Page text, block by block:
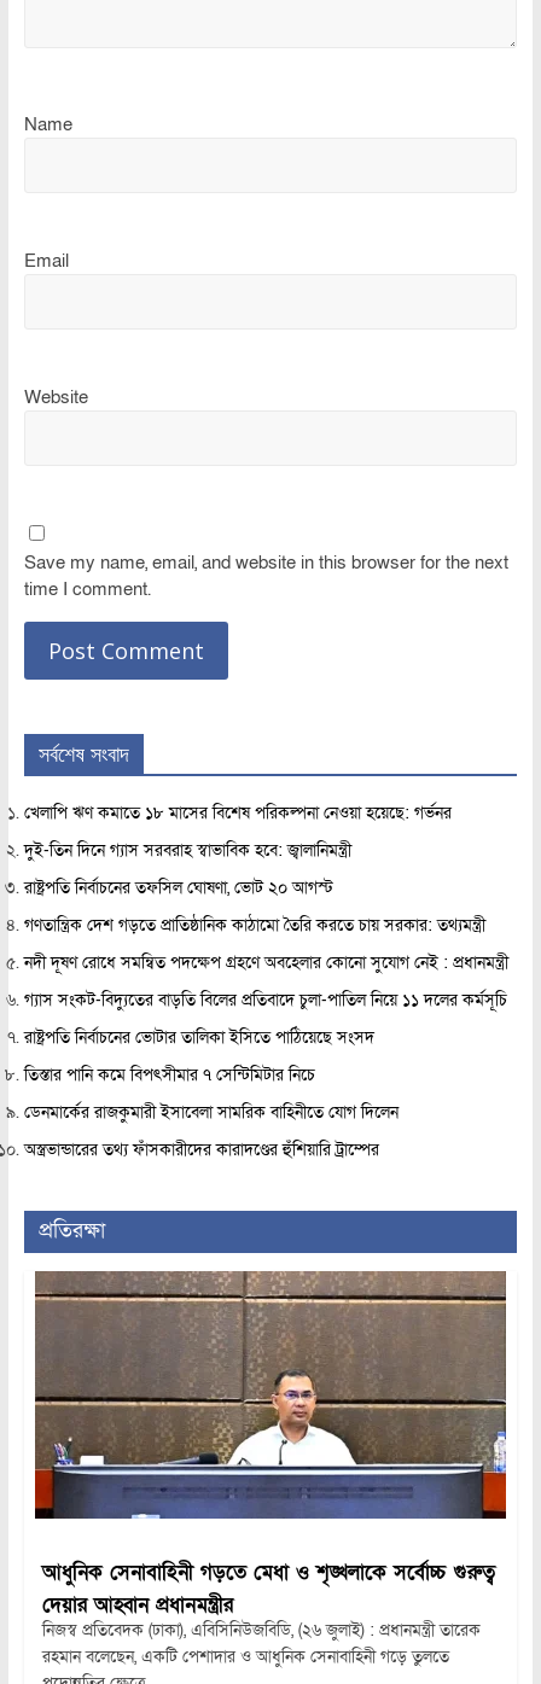
Name
Email
Website
Save my name, email, and website in this browser for the next
time I comment.
সর্বশেষ সংবাদ
খেলাপি ঋণ কমাতে ১৮ মাসের বিশেষ পরিকল্পনা নেওয়া হয়েছে: গর্ভনর
দুই-তিন দিনে গ্যাস সরবরাহ স্বাভাবিক হবে: জ্বালানিমন্ত্রী
রাষ্ট্রপতি নির্বাচনের তফসিল ঘোষণা, ভোট ২০ আগস্ট
গণতান্ত্রিক দেশ গড়তে প্রাতিষ্ঠানিক কাঠামো তৈরি করতে চায় সরকার: তথ্যমন্ত্রী
নদী দূষণ রোধে সমন্বিত পদক্ষেপ গ্রহণে অবহেলার কোনো সুযোগ নেই : প্রধানমন্ত্রী
গ্যাস সংকট-বিদ্যুতের বাড়তি বিলের প্রতিবাদে চুলা-পাতিল নিয়ে ১১ দলের কর্মসূচি
রাষ্ট্রপতি নির্বাচনের ভোটার তালিকা ইসিতে পাঠিয়েছে সংসদ
তিস্তার পানি কমে বিপৎসীমার ৭ সেন্টিমিটার নিচে
ডেনমার্কের রাজকুমারী ইসাবেলা সামরিক বাহিনীতে যোগ দিলেন
অস্ত্রভান্ডারের তথ্য ফাঁসকারীদের কারাদণ্ডের হুঁশিয়ারি ট্রাম্পের
প্রতিরক্ষা
আধুনিক সেনাবাহিনী গড়তে মেধা ও শৃঙ্খলাকে সর্বোচ্চ গুরুত্ব
দেয়ার আহ্বান প্রধানমন্ত্রীর
নিজস্ব প্রতিবেদক (ঢাকা), এবিসিনিউজবিডি, (২৬ জুলাই) : প্রধানমন্ত্রী তারেক
রহমান বলেছেন, একটি পেশাদার ও আধুনিক সেনাবাহিনী গড়ে তুলতে